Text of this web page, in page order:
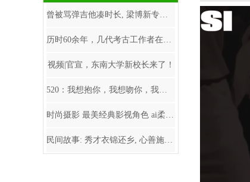
曾被骂弹吉他凑时长, 梁博新专辑是异类还是真摇
历时60余年，几代考古工作者在琉璃河遗址探寻北
视频|官宣，东南大学新校长来了！
520：我想抱你，我想吻你，我想在你耳边说一万
时尚摄影 最美经典影视角色 ai柔雅娴静写真 完美
民间故事: 秀才衣锦还乡, 心善施舍乞丐豆腐, 乞